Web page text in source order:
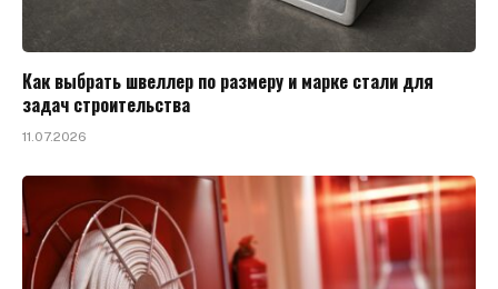
Как выбрать швеллер по размеру и марке стали для
задач строительства
11.07.2026